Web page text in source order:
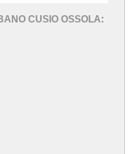
CUSIO OSSOLA: